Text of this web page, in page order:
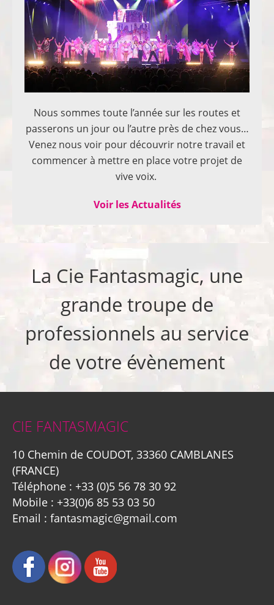
Nous sommes toute l’année sur les routes et
passerons un jour ou l’autre près de chez vous…
Venez nous voir pour découvrir notre travail et
commencer à mettre en place votre projet de
vive voix.
Voir les Actualités
La Cie Fantasmagic, une
grande troupe de
professionnels au service
de votre évènement
CIE FANTASMAGIC
10 Chemin de COUDOT, 33360 CAMBLANES
(FRANCE)
Téléphone : +33 (0)5 56 78 30 92
Mobile : +33(0)6 85 53 03 50
Email : fantasmagic@gmail.com